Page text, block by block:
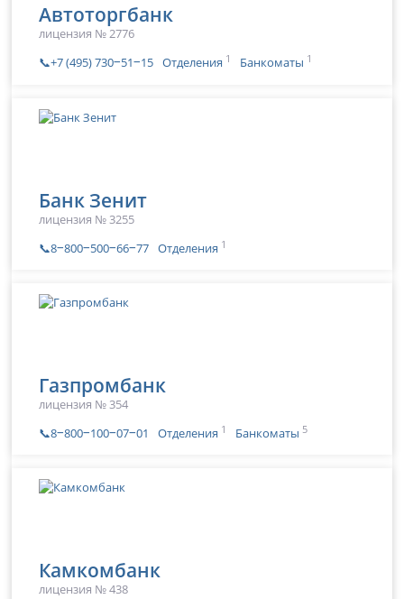
Автоторгбанк
лицензия № 2776
📞+7 (495) 730‒51‒15 Отделения 1 Банкоматы 1
Банк Зенит
лицензия № 3255
📞8‒800‒500‒66‒77 Отделения 1
Газпромбанк
лицензия № 354
📞8‒800‒100‒07‒01
Отделения 1 Банкоматы 5
Камкомбанк
лицензия № 438